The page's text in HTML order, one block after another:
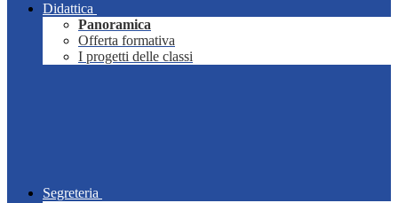
Didattica
Panoramica
Offerta formativa
I progetti delle classi
Segreteria